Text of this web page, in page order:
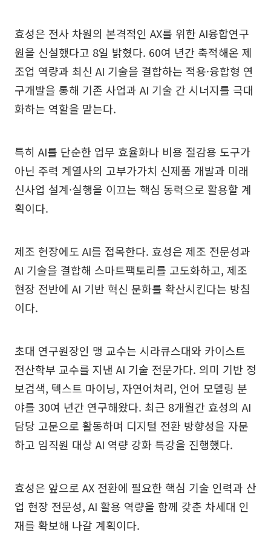
효성은 전사 차원의 본격적인 AX를 위한 AI융합연구
원을 신설했다고 8일 밝혔다. 60여 년간 축적해온 제
조업 역량과 최신 AI 기술을 결합하는 적용·융합형 연
구개발을 통해 기존 사업과 AI 기술 간 시너지를 극대
화하는 역할을 맡는다.
특히 AI를 단순한 업무 효율화나 비용 절감용 도구가
아닌 주력 계열사의 고부가가치 신제품 개발과 미래
신사업 설계·실행을 이끄는 핵심 동력으로 활용할 계
획이다.
제조 현장에도 AI를 접목한다. 효성은 제조 전문성과
AI 기술을 결합해 스마트팩토리를 고도화하고, 제조
현장 전반에 AI 기반 혁신 문화를 확산시킨다는 방침
이다.
초대 연구원장인 맹 교수는 시라큐스대와 카이스트
전산학부 교수를 지낸 AI 기술 전문가다. 의미 기반 정
보검색, 텍스트 마이닝, 자연어처리, 언어 모델링 분
야를 30여 년간 연구해왔다. 최근 8개월간 효성의 AI
담당 고문으로 활동하며 디지털 전환 방향성을 자문
하고 임직원 대상 AI 역량 강화 특강을 진행했다.
효성은 앞으로 AX 전환에 필요한 핵심 기술 인력과 산
업 현장 전문성, AI 활용 역량을 함께 갖춘 차세대 인
재를 확보해 나갈 계획이다.